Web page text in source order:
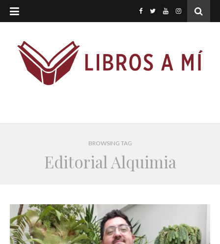
BROWSING TAG
Editorial Alquimia